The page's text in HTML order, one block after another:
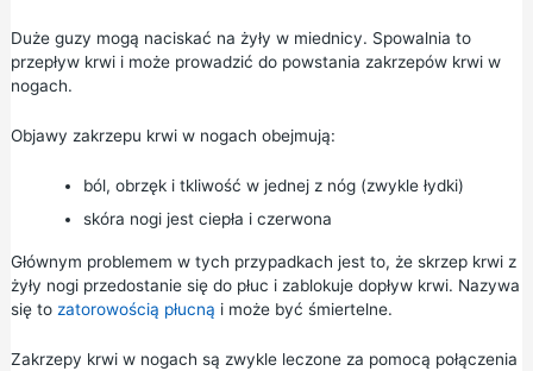
Duże guzy mogą naciskać na żyły w miednicy. Spowalnia to
przepływ krwi i może prowadzić do powstania zakrzepów krwi w
nogach.
Objawy zakrzepu krwi w nogach obejmują:
ból, obrzęk i tkliwość w jednej z nóg (zwykle łydki)
skóra nogi jest ciepła i czerwona
Głównym problemem w tych przypadkach jest to, że skrzep krwi z
żyły nogi przedostanie się do płuc i zablokuje dopływ krwi. Nazywa
się to zatorowością płucną i może być śmiertelne.
Zakrzepy krwi w nogach są zwykle leczone za pomocą połączenia